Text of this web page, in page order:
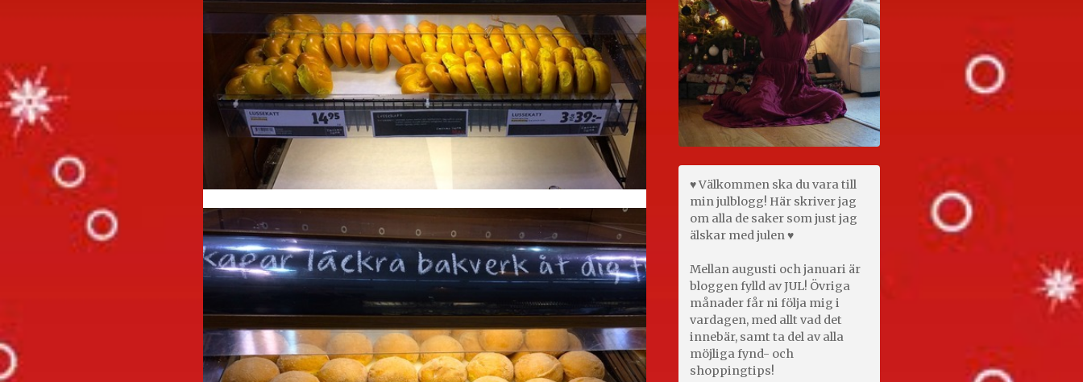
♥ Välkommen ska du vara till
min julblogg! Här skriver jag
om alla de saker som just jag
älskar med julen ♥
Mellan augusti och januari är
bloggen fylld av JUL! Övriga
månader får ni följa mig i
vardagen, med allt vad det
innebär, samt ta del av alla
möjliga fynd- och
shoppingtips!